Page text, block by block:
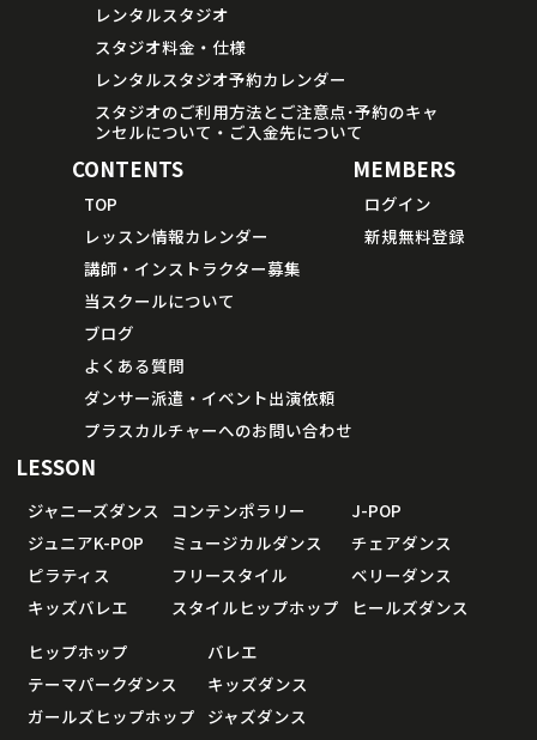
レンタルスタジオ
スタジオ料金・仕様
レンタルスタジオ予約カレンダー
スタジオのご利用方法とご注意点･予約のキャ
ンセルについて・ご入金先について
CONTENTS
TOP
レッスン情報カレンダー
講師・インストラクター募集
当スクールについて
ブログ
よくある質問
ダンサー派遣・イベント出演依頼
プラスカルチャーへのお問い合わせ
MEMBERS
ログイン
新規無料登録
LESSON
ジャニーズダンス
ジュニアK-POP
ピラティス
キッズバレエ
コンテンポラリー
ミュージカルダンス
フリースタイル
スタイルヒップホップ
J-POP
チェアダンス
ベリーダンス
ヒールズダンス
ヒップホップ
テーマパークダンス
ガールズヒップホップ
バレエ
キッズダンス
ジャズダンス